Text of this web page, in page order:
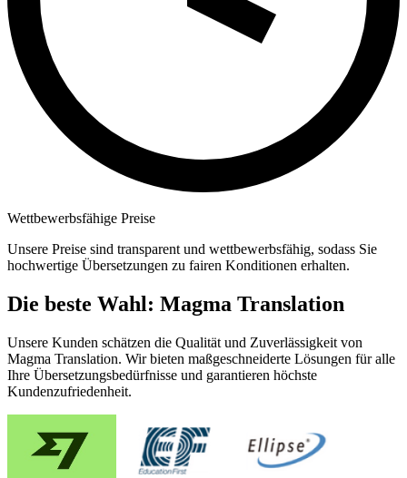
Wettbewerbsfähige Preise
Unsere Preise sind transparent und wettbewerbsfähig, sodass Sie
hochwertige Übersetzungen zu fairen Konditionen erhalten.
Die beste Wahl: Magma Translation
Unsere Kunden schätzen die Qualität und Zuverlässigkeit von
Magma Translation. Wir bieten maßgeschneiderte Lösungen für alle
Ihre Übersetzungsbedürfnisse und garantieren höchste
Kundenzufriedenheit.